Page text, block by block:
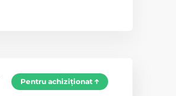
Pentru achiziționat